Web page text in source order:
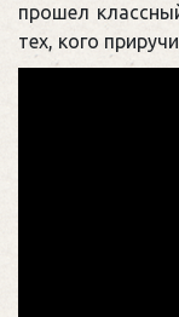
прошел
тех, кого